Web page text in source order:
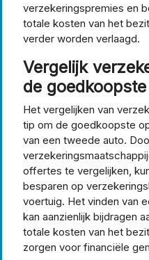
verzekeringspremies en
totale kosten van het
verder worden verlaagd.
Vergelijk
de
Het vergelijken van
tip om de goedkoopste
van een tweede auto.
offertes te vergelijken,
besparen op
voertuig. Het vinden van
kan aanzienlijk bijdragen
totale kosten van het
zorgen voor financiële